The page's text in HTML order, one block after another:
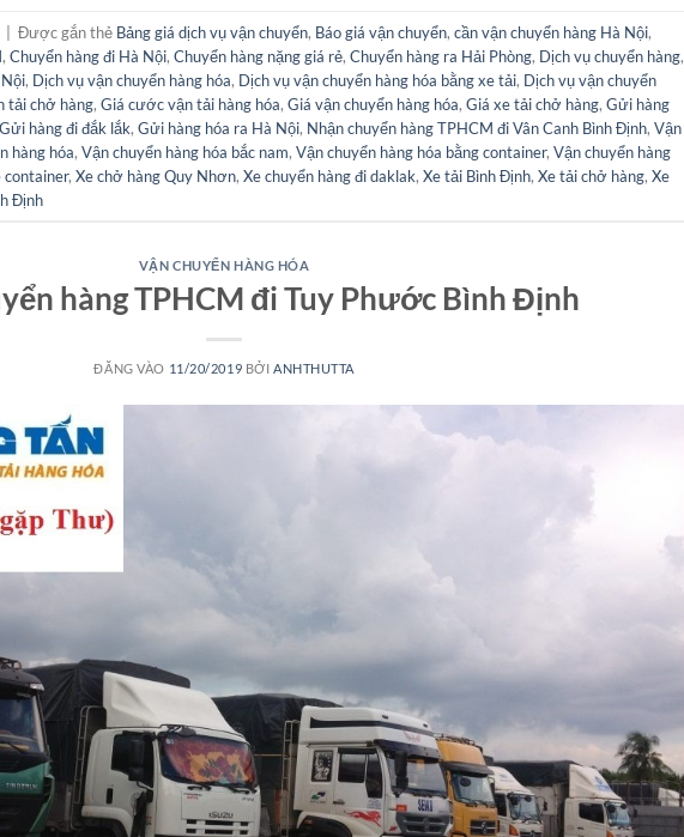
Được gắn thẻ Bảng giá dịch vụ vận chuyển, Báo giá vận chuyển, cần vận chuyển hàng Hà Nội,
, Chuyển hàng đi Hà Nội, Chuyển hàng nặng giá rẻ, Chuyển hàng ra Hải Phòng, Dịch vụ chuyển hàng,
, Dịch vụ vận chuyển hàng hóa, Dịch vụ vận chuyển hàng hóa bằng xe tải, Dịch vụ vận chuyển
tải chở hàng, Giá cước vận tải hàng hóa, Giá vận chuyển hàng hóa, Giá xe tải chở hàng, Gửi hàng
Gửi hàng đi đắk lắk, Gửi hàng hóa ra Hà Nội, Nhận chuyển hàng TPHCM đi Vân Canh Bình Định, Vận
hàng hóa, Vận chuyển hàng hóa bắc nam, Vận chuyển hàng hóa bằng container, Vận chuyển hàng
container, Xe chở hàng Quy Nhơn, Xe chuyển hàng đi daklak, Xe tải Bình Định, Xe tải chở hàng, Xe
Định
VẬN CHUYỂN HÀNG HÓA
hàng TPHCM đi Tuy Phước Bình Định
ĐĂNG VÀO 11/20/2019 BỞI ANHTHUTTA